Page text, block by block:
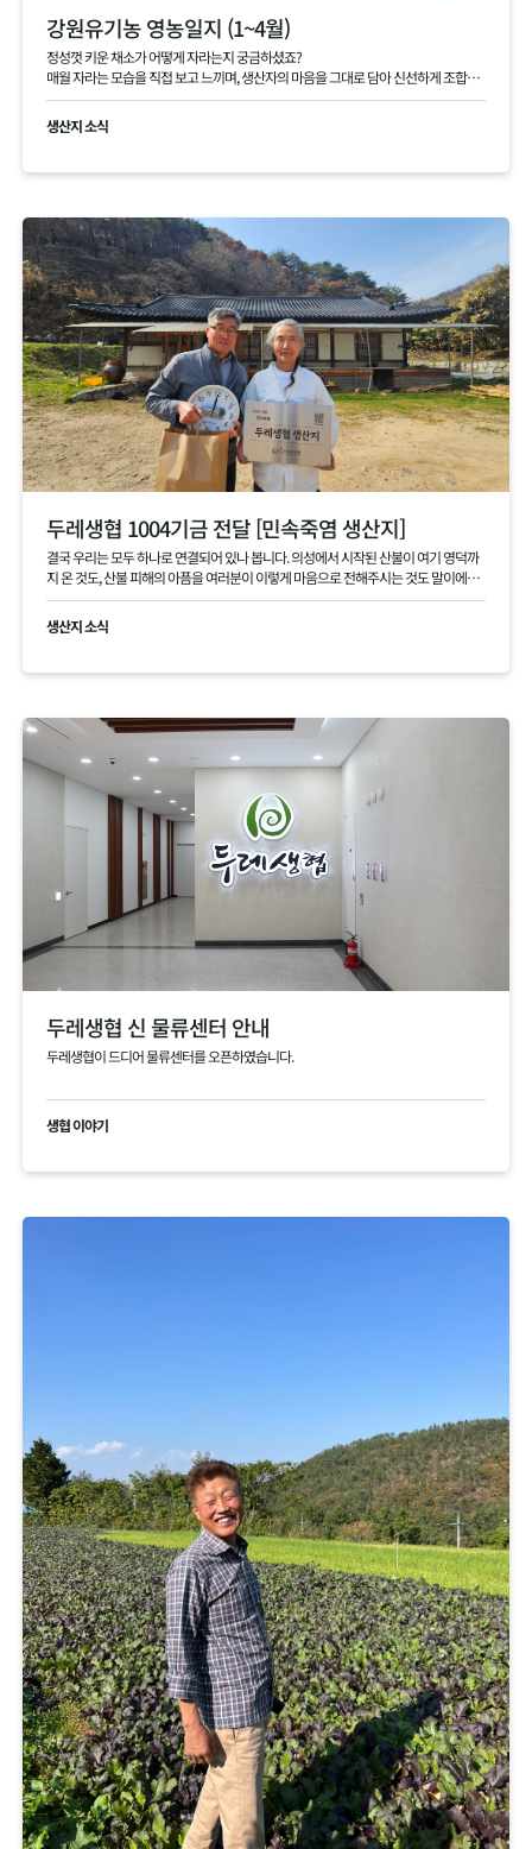
강원유기농 영농일지 (1~4월)
정성껏 키운 채소가 어떻게 자라는지 궁금하셨죠?
매월 자라는 모습을 직접 보고 느끼며, 생산자의 마음을 그대로 담아 신선하게 조합원
님께 전달해 드립니다.
생산지 소식
두레생협 1004기금 전달 [민속죽염 생산지]
결국 우리는 모두 하나로 연결되어 있나 봅니다. 의성에서 시작된 산불이 여기 영덕까
지 온 것도, 산불 피해의 아픔을 여러분이 이렇게 마음으로 전해주시는 것도 말이에요.
본의 아니게 걱정을 끼쳐 죄송합니다. 여러분 덕분에 다시 힘을 내겠습니다. 진심으로
고맙습니다.
생산지 소식
두레생협 신 물류센터 안내
두레생협이 드디어 물류센터를 오픈하였습니다.
생협 이야기